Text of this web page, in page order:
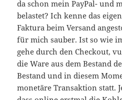
da schon mein PayPal- und
belastet? Ich kenne das
Faktura beim Versand
für mich sauber. Ist so wie
gehe durch den Checkout,
die Ware aus dem Bestand
Bestand und in diesem
monetäre Transaktion statt.